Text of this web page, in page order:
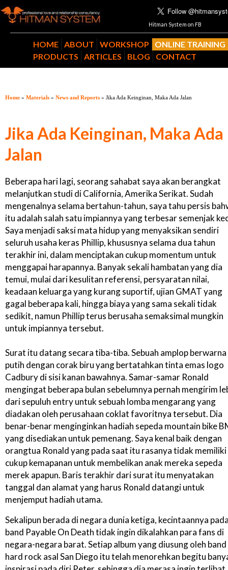
Hitman System on FB
HOME ABOUT WORKSHOP
ONLINE TRAINING
PRODUCTS
ARTICLES BLOG CONTACT
Home » Materials » News and Reports » Jika Ada Keinginan, Maka Ada Jalan
Jika Ada Keinginan, Maka Ada
Jalan
Beberapa hari lagi, seorang sahabat saya akan berangkat
melanjutkan studi di California, Amerika Serikat. Sudah
mengenalnya selama bertahun-tahun, saya tahu persis
itu adalah salah satu impiannya yang terbesar semenjak
Saya menjadi saksi mata hidup yang menyaksikan sendiri
seluruh usaha keras Phillip, khususnya selama dua tahun
terakhir ini, dalam menciptakan cukup momentum untuk
menggapai harapannya. Banyak sekali hambatan yang dia
temui, mulai dari kesulitan referensi, persyaratan nilai,
keadaan keluarga yang kurang suportif, ujian GMAT yang
gagal beberapa kali, hingga biaya yang sama sekali tidak
sedikit, namun Phillip terus berusaha semaksimal mungkin
untuk impiannya tersebut.
Surat itu datang secara tiba-tiba. Sebuah amplop berwarna
putih dengan corak biru yang bertatahkan tinta emas logo
Cadbury di sisi kanan bawahnya. Samar-samar Ronald
mengingat beberapa bulan sebelumnya pernah mengirim
dari sepuluh entry untuk sebuah lomba mengarang yang
diadakan oleh perusahaan coklat favoritnya tersebut. Dia
benar-benar menginginkan hadiah sepeda mountain bike
yang disediakan untuk pemenang. Saya kenal baik dengan
orangtua Ronald yang pada saat itu rasanya tidak memiliki
cukup kemapanan untuk membelikan anak mereka sepeda
merek apapun. Baris terakhir dari surat itu menyatakan
tanggal dan alamat yang harus Ronald datangi untuk
menjemput hadiah utama.
Sekalipun berada di negara dunia ketiga, kecintaannya
band Payable On Death tidak ingin dikalahkan para fans di
negara-negara barat. Setiap album yang diusung oleh band
hard rock asal San Diego itu telah menorehkan begitu